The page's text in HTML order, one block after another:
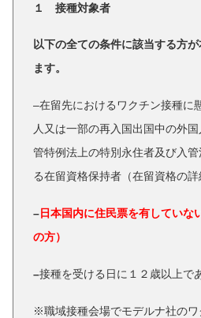
１ 接種対象者
以下の全ての条件に該当する方
ます。
–在留先におけるワクチン接種に
人又は一部の再入国出国中の外
管特例法上の特別永住者及び入
る在留資格保持者（在留資格の詳
–日本国内に住民票を有していな
の方）
–接種を受ける日に１２歳以上で
※職域接種会場でモデルナ社の